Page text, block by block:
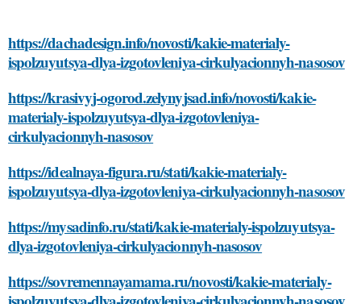
https://dachadesign.info/novosti/kakie-materialy-
ispolzuyutsya-dlya-izgotovleniya-cirkulyacionnyh-nasosov
https://krasivyj-ogorod.zelynyjsad.info/novosti/kakie-
materialy-ispolzuyutsya-dlya-izgotovleniya-
cirkulyacionnyh-nasosov
https://idealnaya-figura.ru/stati/kakie-materialy-
ispolzuyutsya-dlya-izgotovleniya-cirkulyacionnyh-nasosov
https://mysadinfo.ru/stati/kakie-materialy-ispolzuyutsya-
dlya-izgotovleniya-cirkulyacionnyh-nasosov
https://sovremennayamama.ru/novosti/kakie-materialy-